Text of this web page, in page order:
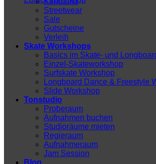
Streetwear
Sale
Gutscheine
Verleih
Skate Workshops
Basics im Skate- und
Einzel-Skateworkshop
Surfskate Workshop
Longboard Dance & Freestyle
Slide Workshop
Tonstudio
Proberaum
Aufnahmen buchen
Studioräume mieten
Regieraum
Aufnahmeraum
Jam Session
Blog